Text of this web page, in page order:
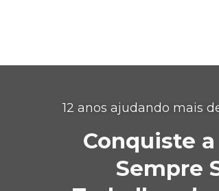
12 anos ajudando mais
Conquiste
Sempre